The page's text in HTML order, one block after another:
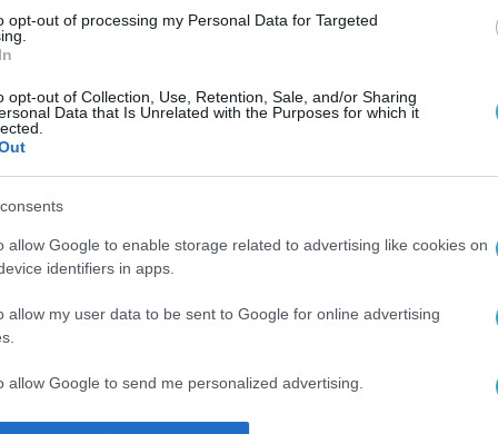
opt-out of processing my Personal Data for Targeted
opt-out of Collection, Use, Retention, Sale, and/or Sharing
Data that Is Unrelated with the Purposes for which it
allow Google to enable storage related to advertising like cookies on
identifiers in apps.
allow my user data to be sent to Google for online advertising
allow Google to send me personalized advertising.
για τη συμπεριφορά του στο ματς με την Άρσεναλ.
να προκάλεσε πολύ με τη συμπεριφορά του, ωστόσο ο
με την Άρσεναλ. Η FA όμως εξέταε το βίντεο του αγώνα
τιμώρησε τον […]
2015
Φόβοι για μεγάλη ζημιά στον
Κόστα αποχώρησε με έντονους πόνους από το
υπάρχουν φόβοι για μεγάλη ζημιά στους χιαστούς Ο
σοβαρά- στο ματς με τον Εργοτέλη. Μεταφέρθηκε με